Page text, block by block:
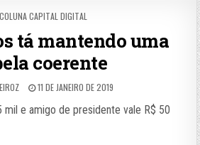
POSTED
COLUNA CAPITAL DIGITAL
tá mantendo uma
coerente
11 DE JANEIRO DE 2019
mil e amigo de presidente vale R$ 50